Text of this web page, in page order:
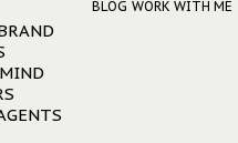
BLOG WORK WITH ME